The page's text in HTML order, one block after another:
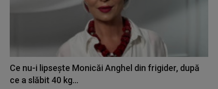
Ce nu-i lipsește Monicăi Anghel din frigider, după
ce a slăbit 40 kg...